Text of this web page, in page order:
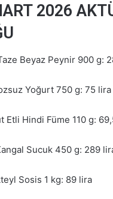
2026
Beyaz Peynir 900 g:
Yoğurt 750 g: 75 lira
Etli Hindi Füme 110 g:
Sucuk 450 g: 289
Sosis 1 kg: 89 lira